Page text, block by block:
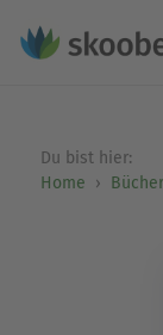
Du bist hier:
Home
Bücher